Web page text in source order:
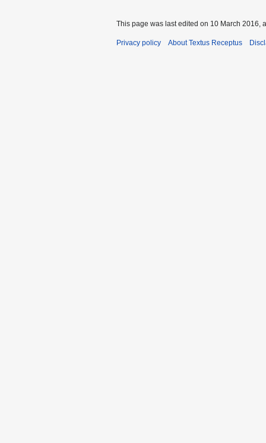
This page was last edited on 10 March 2016,
Privacy policy About Textus Receptus